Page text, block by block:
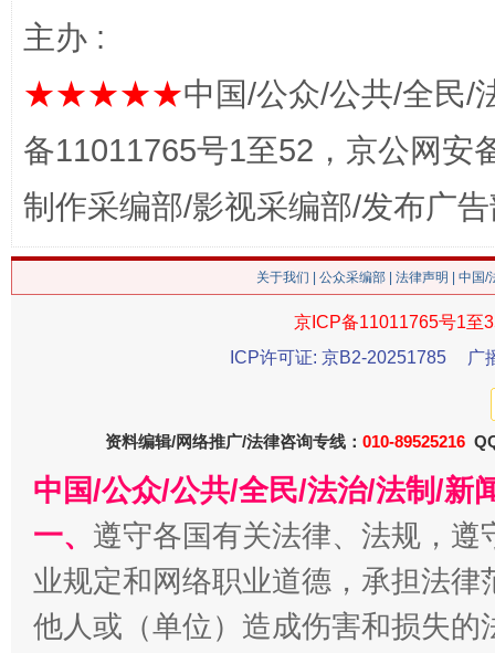
这是一记警钟！ 谢
在谋一域中谋全局
今
主办 :
★★★★★中国/公众/公共/全民/
备11011765号1至52，京公网安
制作采编部/影视采编部/发布广
关于我们 公众采编部 法律声明 | 中国
京ICP备11011765号1至
ICP许可证: 京B2-20251785
广
资料编辑/网络推广/法律咨询专线： 010-89525216
中国/公众/公共/全民/法治/法制/新
一、 遵守各国有关法律、法规，
业规定和网络职业道德，承担法
他人或（单位）造成伤害和损失